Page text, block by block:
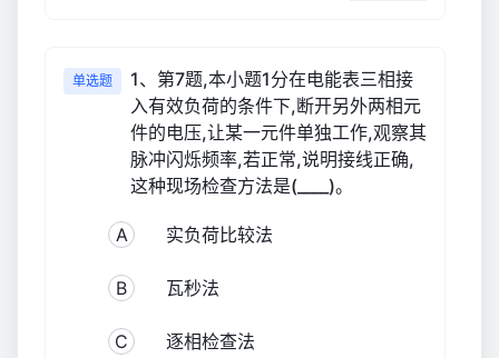
单选题
1、第7题,本小题1分在电能表三相接
入有效负荷的条件下,断开另外两相元
件的电压,让某一元件单独工作,观察其
脉冲闪烁频率,若正常,说明接线正确,
这种现场检查方法是(____)。
A 实负荷比较法
B 瓦秒法
C 逐相检查法